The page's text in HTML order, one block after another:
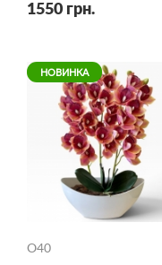
1550 грн.
НОВИНКА
O40